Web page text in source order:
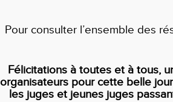
Pour consulter l’ensemble des
Félicitations à toutes et à tous,
organisateurs pour cette belle
les juges et jeunes juges